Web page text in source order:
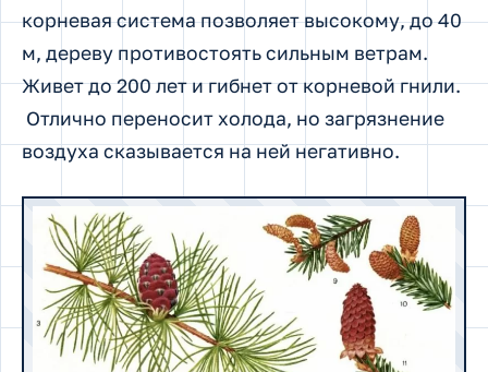
корневая система позволяет высокому, до 40
м, дереву противостоять сильным ветрам.
Живет до 200 лет и гибнет от корневой гнили.
Отлично переносит холода, но загрязнение
воздуха сказывается на ней негативно.